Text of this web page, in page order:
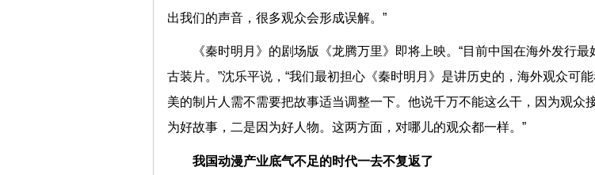
出我们的声音，很多观众会形成误解。”
《秦时明月》的剧场版《龙腾万里》即将上映。“目前中国在海外发行
古装片。”沈乐平说，“我们最初担心《秦时明月》是讲历史的，海外观众可
美的制片人需不需要把故事适当调整一下。他说千万不能这么干，因为观众
为好故事，二是因为好人物。这两方面，对哪儿的观众都一样。”
我国动漫产业底气不足的时代一去不复返了